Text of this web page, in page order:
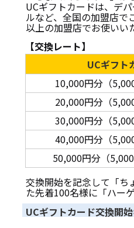
UCギフトカードは、デ
ルなど、全国の加盟店で
以上の加盟店でお使いい
【交換レート】
UCギフト
10,000円分（
20,000円分（
30,000円分（
40,000円分（
50,000円分（
交換開始を記念して「ち
た先着100名様に「ハー
UCギフトカード交換開